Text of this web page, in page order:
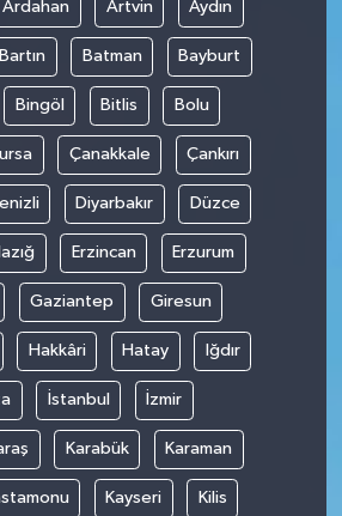
Ardahan Artvin Aydın
Bartın Batman Bayburt
Bingöl Bitlis Bolu
Çanakkale Çankırı
Diyarbakır Düzce
Erzincan Erzurum
Gaziantep Giresun
Hakkâri Hatay Iğdır
İstanbul İzmir
Karabük Karaman
Kayseri Kilis